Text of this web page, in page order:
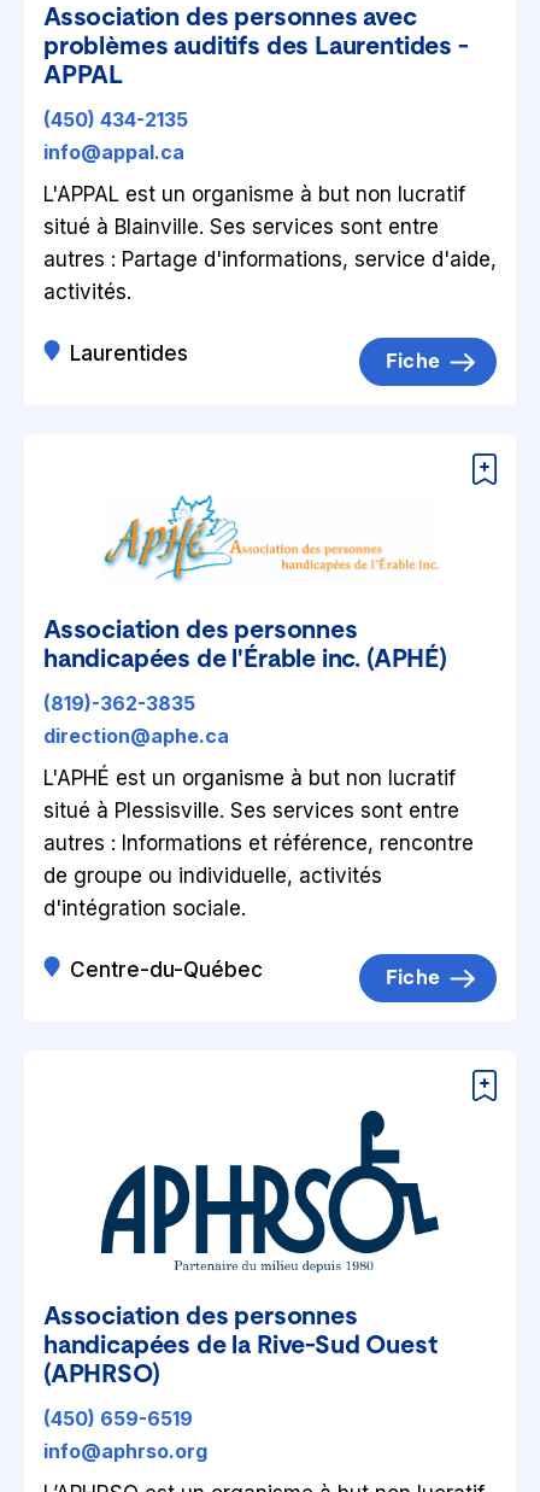
Association des personnes avec
problèmes auditifs des Laurentides -
APPAL
(450) 434-2135
info@appal.ca
L'APPAL est un organisme à but non lucratif
situé à Blainville. Ses services sont entre
autres : Partage d'informations, service d'aide,
activités.
Laurentides Fiche
Association des personnes
handicapées de l'Érable inc. (APHÉ)
(819)-362-3835
direction@aphe.ca
L'APHÉ est un organisme à but non lucratif
situé à Plessisville. Ses services sont entre
autres : Informations et référence, rencontre
de groupe ou individuelle, activités
d'intégration sociale.
Centre-du-Québec Fiche
Association des personnes
handicapées de la Rive-Sud Ouest
(APHRSO)
(450) 659-6519
info@aphrso.org